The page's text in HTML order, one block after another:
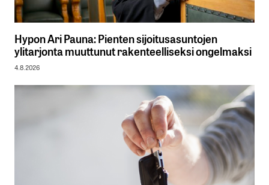
Hypon Ari Pauna: Pienten sijoitusasuntojen
ylitarjonta muuttunut rakenteelliseksi ongelmaksi
4.8.2026